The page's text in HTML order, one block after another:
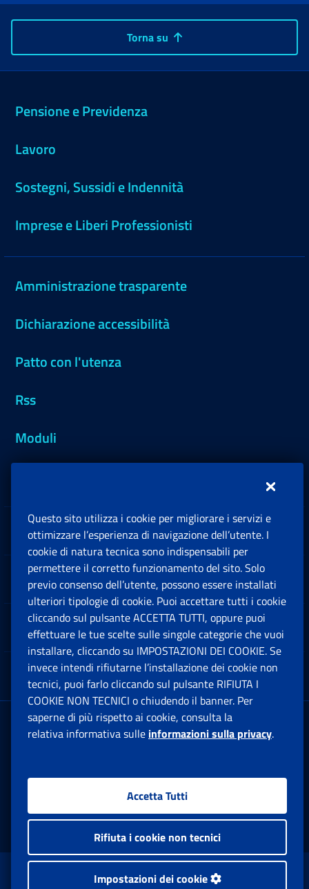
Torna su
Pensione e Previdenza
Lavoro
Sostegni, Sussidi e Indennità
Imprese e Liberi Professionisti
Amministrazione trasparente
Dichiarazione accessibilità
Patto con l'utenza
Rss
Moduli
Sedi e Contatti
Software
Note Legali
App mobile
Sede Legale : Via Ciro il Grande, 21
00144 Roma
Facebook: Apre una nuova finestra
Twitter: Apre una nuova finestra
Whatsapp: Apre una nuova
Youtube: Apre una
Instagram:
www.inps.gov.it © 1997-2026
Questo sito utilizza i cookie per migliorare i servizi e
ottimizzare l’esperienza di navigazione dell’utente. I
cookie di natura tecnica sono indispensabili per
permettere il corretto funzionamento del sito. Solo
previo consenso dell’utente, possono essere installati
ulteriori tipologie di cookie. Puoi accettare tutti i cookie
cliccando sul pulsante ACCETTA TUTTI, oppure puoi
effettuare le tue scelte sulle singole categorie che vuoi
installare, cliccando su IMPOSTAZIONI DEI COOKIE. Se
invece intendi rifiutarne l’installazione dei cookie non
tecnici, puoi farlo cliccando sul pulsante RIFIUTA I
COOKIE NON TECNICI o chiudendo il banner. Per
saperne di più rispetto ai cookie, consulta la
relativa informativa sulle informazioni sulla privacy.
Accetta Tutti
Rifiuta i cookie non tecnici
Impostazioni dei cookie